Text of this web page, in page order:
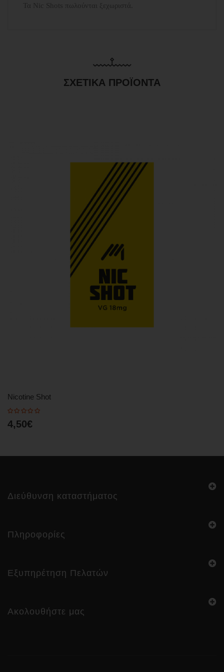
Τα Nic Shots πωλούνται ξεχωριστά.
ΣΧΕΤΙΚΆ ΠΡΟΪΌΝΤΑ
Nicotine Shot
4,50€
Διεύθυνση καταστήματος
Πληροφορίες
Εξυπηρέτηση Πελατών
Ακολουθήστε μας